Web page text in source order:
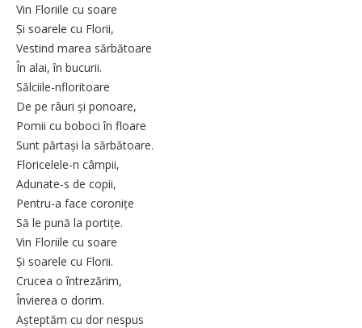
Vin Floriile cu soare
Și soarele cu Florii,
Vestind marea sărbătoare
În alai, în bucurii.
Sălciile-nfloritoare
De pe râuri și ponoare,
Pomii cu boboci în floare
Sunt părtași la sărbătoare.
Floricelele-n câmpii,
Adunate-s de copii,
Pentru-a face coronițe
Să le pună la portițe.
Vin Floriile cu soare
Și soarele cu Florii.
Crucea o întrezărim,
Învierea o dorim.
Așteptăm cu dor nespus